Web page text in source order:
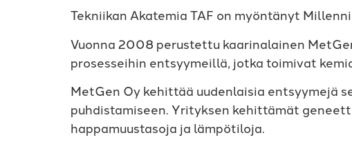
Tekniikan Akatemia TAF on myöntänyt
Vuonna 2008 perustettu kaarinalainen
prosesseihin entsyymeillä, jotka toimivat
MetGen Oy kehittää uudenlaisia entsyymejä
puhdistamiseen. Yrityksen kehittämät
happamuustasoja ja lämpötiloja.